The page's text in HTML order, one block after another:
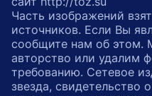
Часть изображений
источников. Если Вы
сообщите нам об этом.
авторство или удалим
требованию. Сетевое
звезда,